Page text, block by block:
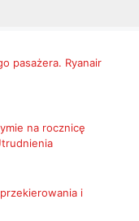
pasażera. Ryanair
na rocznicę
i